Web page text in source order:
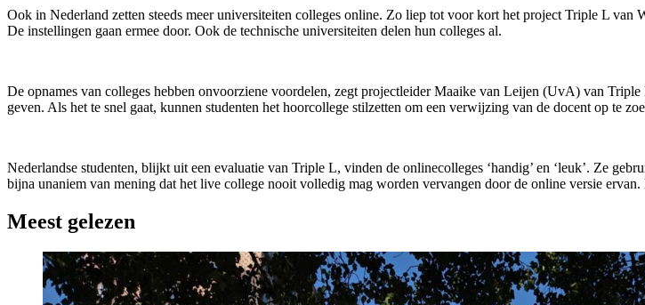
Ook in Nederland zetten steeds meer universiteiten colleges online. Zo liep tot voor kort het project Triple L
De instellingen gaan ermee door. Ook de technische universiteiten delen hun colleges al.
De opnames van colleges hebben onvoorziene voordelen, zegt projectleider Maaike van Leijen (UvA) van
geven. Als het te snel gaat, kunnen studenten het hoorcollege stilzetten om een verwijzing van de docent op te
Nederlandse studenten, blijkt uit een evaluatie van Triple L, vinden de onlinecolleges ‘handig’ en ‘leuk’. Ze
bijna unaniem van mening dat het live college nooit volledig mag worden vervangen door de online versie
Meest gelezen